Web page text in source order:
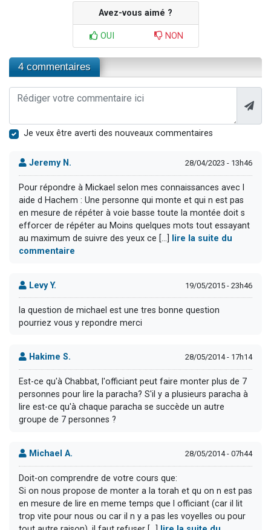
Avez-vous aimé ?
OUI NON
4 commentaires
Je veux être averti des nouveaux commentaires
Jeremy N. 28/04/2023 - 13h46
Pour répondre à Mickael selon mes connaissances avec l
aide d Hachem : Une personne qui monte et qui n est pas
en mesure de répéter à voie basse toute la montée doit s
efforcer de répéter au Moins quelques mots tout essayant
au maximum de suivre des yeux ce [...]
lire la suite du
commentaire
Levy Y. 19/05/2015 - 23h46
la question de michael est une tres bonne question
pourriez vous y repondre merci
Hakime S. 28/05/2014 - 17h14
Est-ce qu'à Chabbat, l'officiant peut faire monter plus de 7
personnes pour lire la paracha? S'il y a plusieurs paracha à
lire est-ce qu'à chaque paracha se succède un autre
groupe de 7 personnes ?
Michael A. 28/05/2014 - 07h44
Doit-on comprendre de votre cours que:
Si on nous propose de monter a la torah et qu on n est pas
en mesure de lire en meme temps que l officiant (car il lit
trop vite pour nous ou car il n y a pas les voyelles ou pour